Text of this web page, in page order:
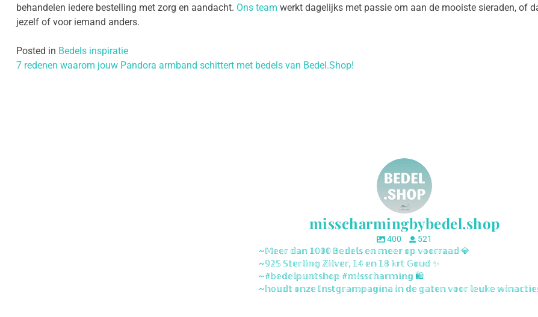
behandelen iedere bestelling met zorg en aandacht. Ons team werkt dagelijks met passie om aan de mooiste sieraden, of
jezelf of voor iemand anders.
Posted in Bedels inspiratie
Bericht navigatie
7 redenen waarom jouw Pandora armband schittert met bedels van Bedel.Shop!
misscharmingbybedel.shop
400
521
~𝕄𝕖𝕖𝕣 𝕕𝕒𝕟 𝟙𝟘𝟘𝟘 𝔹𝕖𝕕𝕖𝕝𝕤 𝕖𝕟 𝕞𝕖𝕖𝕣 𝕠𝕡 𝕧𝕠𝕠𝕣𝕣𝕒𝕒𝕕 💎
~𝟡𝟚𝟝 𝕊𝕥𝕖𝕣𝕝𝕚𝕟𝕘 ℤ𝕚𝕝𝕧𝕖𝕣, 𝟙𝟜 𝕖𝕟 𝟙𝟠 𝕜𝕣𝕥 𝔾𝕠𝕦𝕕 ✨
~#𝕓𝕖𝕕𝕖𝕝𝕡𝕦𝕟𝕥𝕤𝕙𝕠𝕡 #𝕞𝕚𝕤𝕤𝕔𝕙𝕒𝕣𝕞𝕚𝕟𝕘 🛍️
~𝕙𝕠𝕦𝕕𝕥 𝕠𝕟𝕫𝕖 𝕀𝕟𝕤𝕥𝕘𝕣𝕒𝕞𝕡𝕒𝕘𝕚𝕟𝕒 𝕚𝕟 𝕕𝕖 𝕘𝕒𝕥𝕖𝕟 𝕧𝕠𝕠𝕣 𝕝𝕖𝕦𝕜𝕖